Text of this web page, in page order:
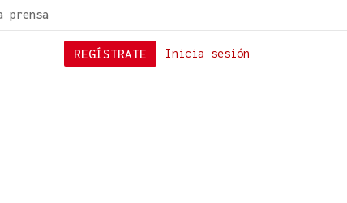
prensa
Inicia sesión
REGÍSTRATE